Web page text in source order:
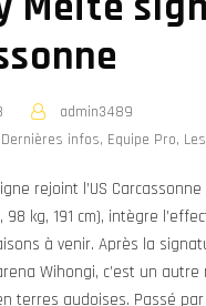
admin3489
Dernières infos, Equipe Pro,
rejoint l’US Carcassonne
kg, 191 cm), intègre
à venir. Après la
Wihongi, c’est un
terres audoises. Passé par